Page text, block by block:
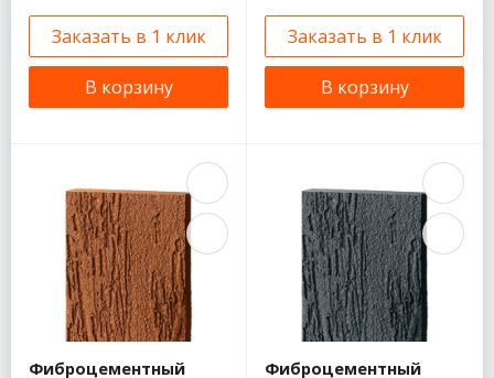
Заказать в 1 клик
В корзину
Заказать в 1 клик
В корзину
Фиброцементный
Фиброцементный